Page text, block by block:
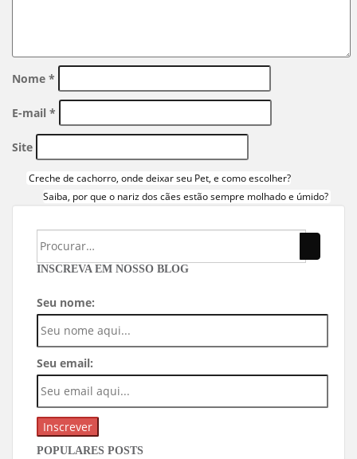
Nome *
E-mail *
Site
Creche de cachorro, onde deixar seu Pet, e como escolher?
Saiba, por que o nariz dos cães estão sempre molhado e úmido?
INSCREVA EM NOSSO BLOG
Seu nome:
Seu email:
POPULARES POSTS